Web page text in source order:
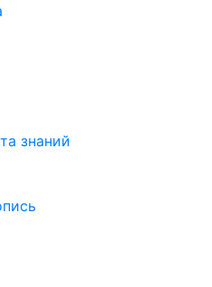
знаний